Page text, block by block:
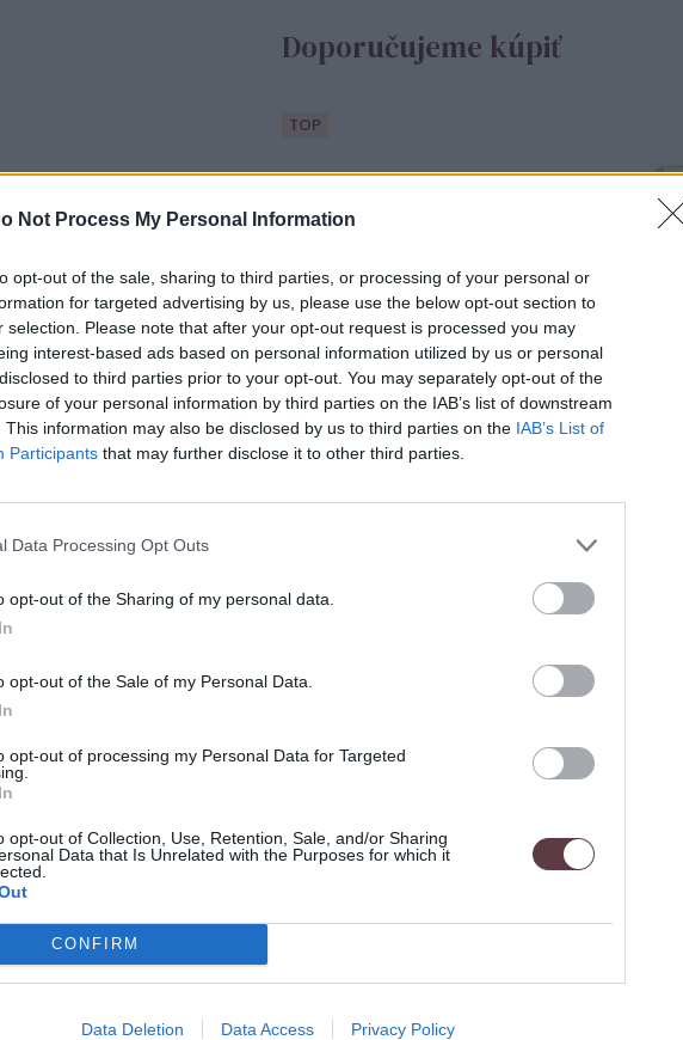
Not Process My Personal Information
opt-out of the sale, sharing to third parties, or processing of your personal or
for targeted advertising by us, please use the below opt-out section to
selection. Please note that after your opt-out request is processed you may
interest-based ads based on personal information utilized by us or personal
to third parties prior to your opt-out. You may separately opt-out of the
of your personal information by third parties on the IAB’s list of downstream
This information may also be disclosed by us to third parties on the IAB’s List of
Participants that may further disclose it to other third parties.
Data Processing Opt Outs
opt-out of the Sharing of my personal data.
opt-out of the Sale of my Personal Data.
opt-out of processing my Personal Data for Targeted
opt-out of Collection, Use, Retention, Sale, and/or Sharing
Data that Is Unrelated with the Purposes for which it
CONFIRM
Data Deletion Data Access Privacy Policy
Doporučujeme kúpiť
TOP
Strieborný dámsky
nekonečnej lásky a priateľstva.
náramok Friends s hladkým symbolom
minimalizujú riziko alergických reakcií, a
Parametre
Kategórie:
Materiál:
Váha
Dĺžka:
Udalosti: